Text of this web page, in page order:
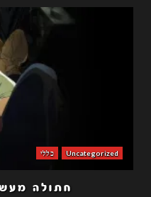
Uncategorized כללי
חתולה